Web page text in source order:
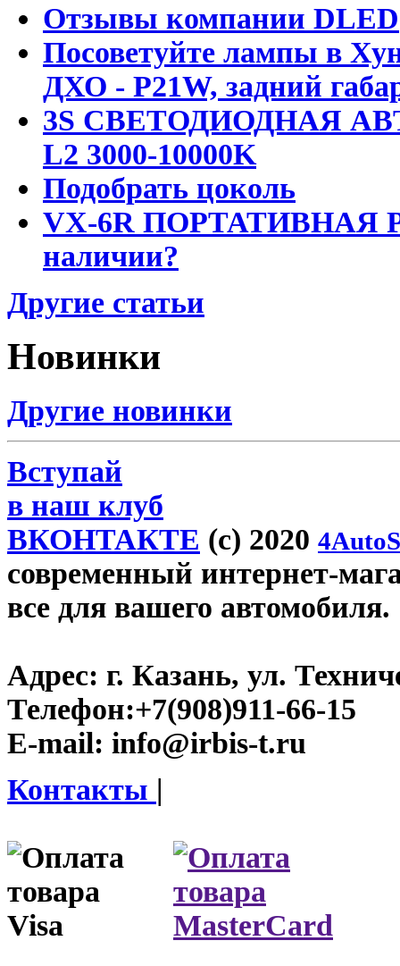
Отзывы компании DLED
Посоветуйте лампы в
ДХО - P21W, задний
3S СВЕТОДИОДНАЯ
L2 3000-10000K
Подобрать цоколь
VX-6R ПОРТАТИВНАЯ
наличии?
Другие статьи
Новинки
Другие новинки
Вступай
в наш клуб
ВКОНТАКТЕ (c) 2020
современный интернет-
все для вашего автомобиля.
Адрес: г. Казань, ул.
Телефон:+7(908)911-66-15
E-mail: info@irbis-t.ru
Контакты |